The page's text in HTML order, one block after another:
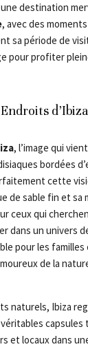
destination
, avec des
sa période de
pour profiter
d’Ibiza
, l’image qui
bordées
cette
de sable fin et sa
ceux qui
dans un univers
pour les
de la
naturels, Ibiza
capsules
et locaux dans